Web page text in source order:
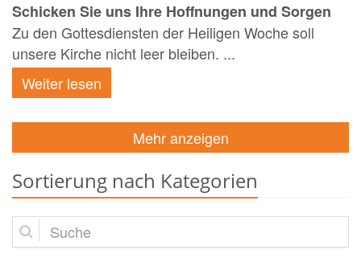
Schicken Sie uns Ihre Hoffnungen und Sorgen
Zu den Gottesdiensten der Heiligen Woche soll
unsere Kirche nicht leer bleiben. ...
Weiter lesen
Mehr anzeigen
Sortierung nach Kategorien
Suche